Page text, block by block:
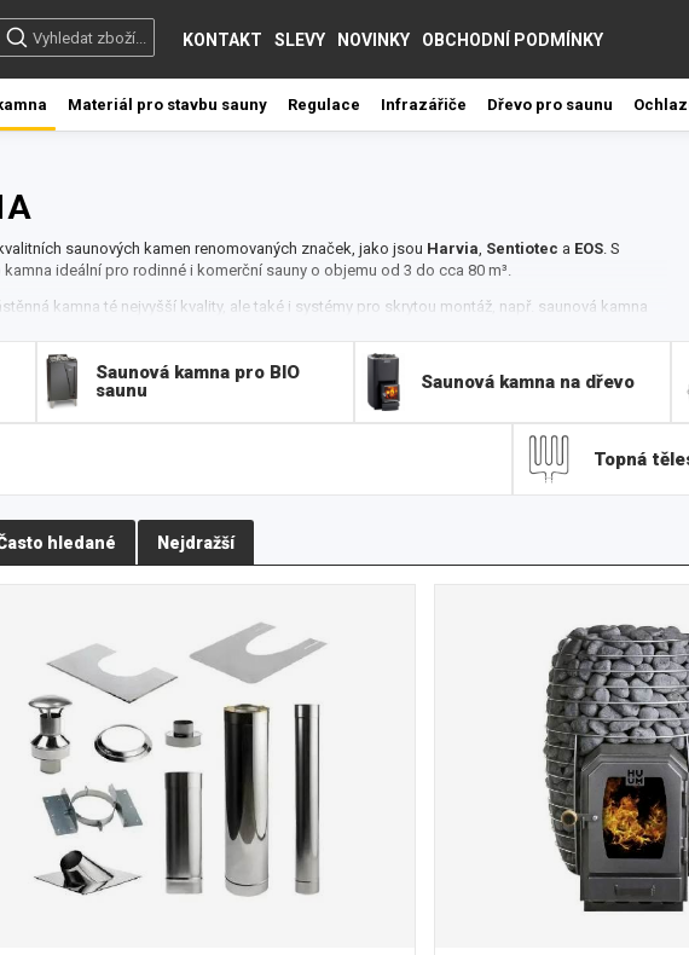
KONTAKT SLEVY NOVINKY OBCHODNÍ PODMÍNKY
Materiál pro stavbu sauny Regulace Infrazářiče Dřevo pro saunu
saunových kamen renomovaných značek, jako jsou Harvia, Sentiotec a EOS. S
ideální pro rodinné i komerční sauny o objemu od 3 do cca 80 m³.
kamna té nejvyšší kvality, ale také i systémy pro skrytou montáž, např. saunová kamna
se vyznačují kompaktním designem a ponechávají dostatek místa pro kabinové lavice.
ceně.
ocel. EOS nabízí i designové speciality, jako je např. Mühlesauna a nebo kamna
každodenní provoz celé roky. Všechna elektrická kamna Harvia reprezentují tu nejvyšší
ekonomická v provozu, ale přináší do vaší sauny i skvělý design, takže vaše saunování
kamna Harvia lze umístit kamkoliv, do exteriéru i interiéru. Výhodou je také jednoduchá
teplotu a dobu, po kterou se má sauna vytápět, a o nic jiného se starat nemusíte. Kamna
tak nebrání vůbec nic. Po skončení saunování stačí kamna jednoduše vypnout a odejít.
moderní kamna (např. Concept R). Jsou určeny opět pro domácí i komerční sauny.
nebo Sentiotec máme v nabídce i řídící jednotky (regulace) určené přímo pro vybraná
nic hledat.
bezpečnostní ohrádka.
Saunová kamna pro BIO
saunu
Saunová kamna na dřevo
Topná
hledané Nejdražší